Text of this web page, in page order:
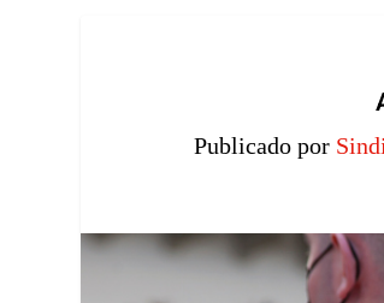
Publicado por